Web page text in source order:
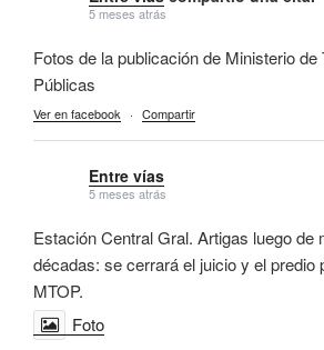
5 meses atrás
Fotos de la publicación de Ministerio
Públicas
Ver en facebook · Compartir
Entre vías
5 meses atrás
Estación Central Gral. Artigas luego de
décadas: se cerrará el juicio y el predio
MTOP.
Foto